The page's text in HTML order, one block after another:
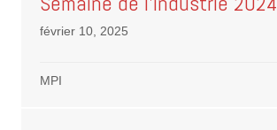
février 10, 2025
MPI